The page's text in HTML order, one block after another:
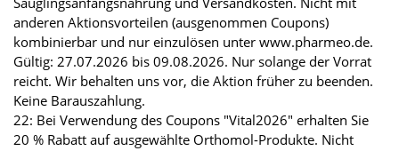
anderen Aktionsvorteilen (ausgenommen Coupons)
kombinierbar und nur einzulösen unter www.pharmeo.de.
Gültig: 27.07.2026 bis 09.08.2026. Nur solange der Vorrat
reicht. Wir behalten uns vor, die Aktion früher zu beenden.
Keine Barauszahlung.
22: Bei Verwendung des Coupons "Vital2026" erhalten Sie
20 % Rabatt auf ausgewählte Orthomol-Produkte. Nicht